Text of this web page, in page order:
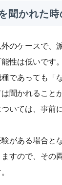
聞かれた
のケースで、
性は低いです。
であっても「
聞かれること
いては、事前
がある場合と
すので、その